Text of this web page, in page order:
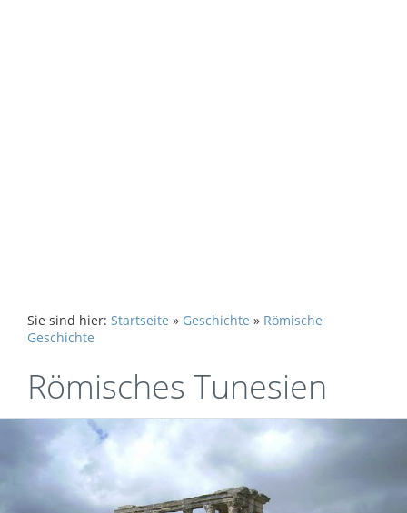
Sie sind hier: Startseite » Geschichte » Römische
Geschichte
Römisches Tunesien